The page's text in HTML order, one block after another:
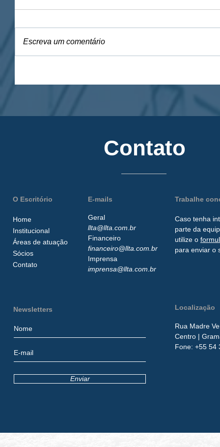
Escreva um comentário
Contato
O Escritório
Home
Institucional
Áreas de atuação
Sócios
Contato
E-mails
Geral
llta@llta.com.br
Financeiro
financeiro@llta.com.br
Imprensa
imprensa@llta.com.br
Trabalhe
Caso tenha
parte da
utilize o
para enviar o
Enviar
Newsletters Localização
Rua Madre
Centro |
​Fone: +55 54